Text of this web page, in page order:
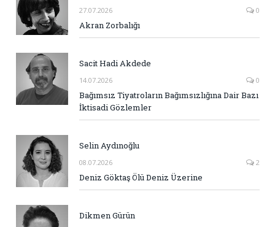
27.07.2026 0
Akran Zorbalığı
Sacit Hadi Akdede
14.07.2026 0
Bağımsız Tiyatroların Bağımsızlığına Dair Bazı
İktisadi Gözlemler
Selin Aydınoğlu
08.07.2026 2
Deniz Göktaş Ölü Deniz Üzerine
Dikmen Gürün